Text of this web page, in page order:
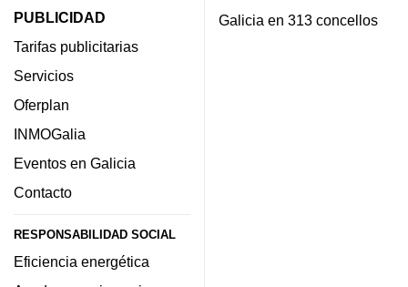
PUBLICIDAD
Tarifas publicitarias
Servicios
Oferplan
INMOGalia
Eventos en Galicia
Contacto
RESPONSABILIDAD SOCIAL
Eficiencia energética
Galicia en 313 concellos